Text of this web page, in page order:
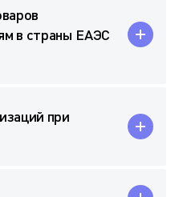
в страны ЕАЭС
при